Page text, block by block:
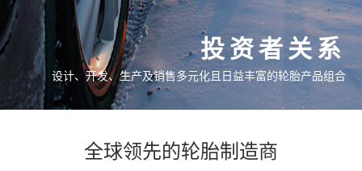
投资者关系
设计、开发、生产及销售多元化且日益丰富的轮胎产品组合
全球领先的轮胎制造商